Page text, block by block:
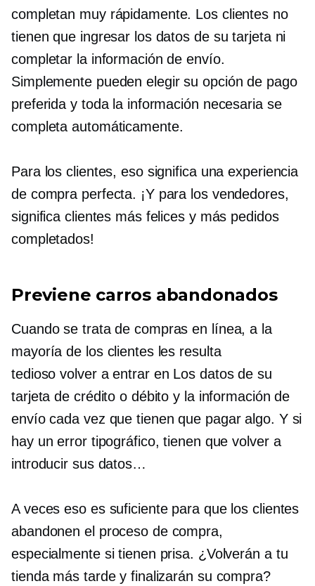
completan muy rápidamente. Los clientes no
tienen que ingresar los datos de su tarjeta ni
completar la información de envío.
Simplemente pueden elegir su opción de pago
preferida y toda la información necesaria se
completa automáticamente.
Para los clientes, eso significa una experiencia
de compra perfecta. ¡Y para los vendedores,
significa clientes más felices y más pedidos
completados!
Previene carros abandonados
Cuando se trata de compras en línea, a la
mayoría de los clientes les resulta
tediosovolver a entrar en Los datos de su
tarjeta de crédito o débito y la información de
envío cada vez que tienen que pagar algo. Y si
hay un error tipográfico, tienen que volver a
introducir sus datos…
A veces eso es suficiente para que los clientes
abandonen el proceso de compra,
especialmente si tienen prisa. ¿Volverán a tu
tienda más tarde y finalizarán su compra?